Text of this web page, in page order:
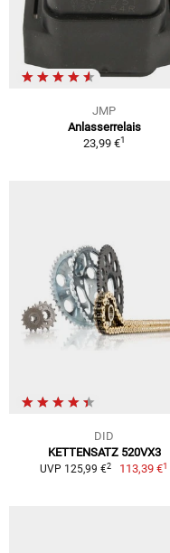
JMP
Anlasserrelais
23,99 €1
DID
KETTENSATZ 520VX3
UVP 125,99 €2 113,39 €1